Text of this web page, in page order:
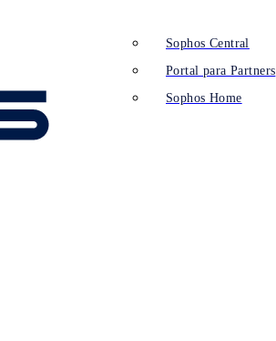
Sophos Central
Portal para Partners
Sophos Home